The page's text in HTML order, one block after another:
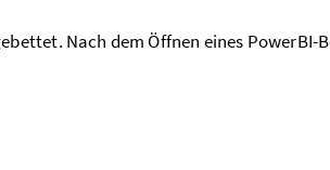
Nach dem Öffnen eines PowerBI-